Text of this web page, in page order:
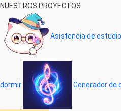
NUESTROS PROYECTOS
Asistencia de estudio
dormir Generador de